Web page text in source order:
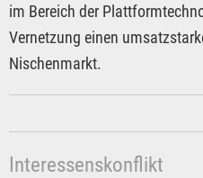
im Bereich der
Vernetzung einen
Nischenmarkt.
Interessenskonflikt